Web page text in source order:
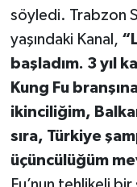
söyledi. Trabzon
yaşındaki Kanal,
başladım. 3 yıl
Kung Fu
ikinciliğim,
sıra, Türkiye
üçüncülüğüm